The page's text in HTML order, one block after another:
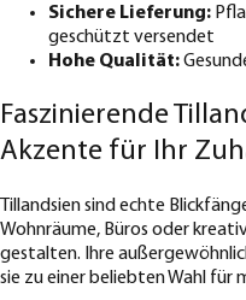
Sichere Lieferung:
geschützt versendet
Hohe Qualität:
Faszinierende
Akzente für Ihr
Tillandsien sind echte
Wohnräume, Büros oder
gestalten. Ihre
sie zu einer beliebten Wahl